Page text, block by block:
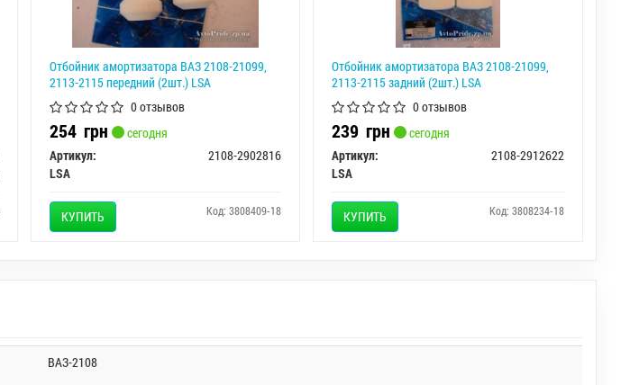
Отбойник амортизатора ВАЗ 2108-21099,
2113-2115 передний (2шт.) LSA
0 отзывов
254 грн
сегодня
Артикул:
2108-2902816
LSA
КУПИТЬ Код: 3808409-18
Отбойник амортизатора ВАЗ 2108-21099,
2113-2115 задний (2шт.) LSA
0 отзывов
239грн
сегодня
Артикул:
2108-2912622
LSA
КУПИТЬ Код: 3808234-18
ВАЗ-2108